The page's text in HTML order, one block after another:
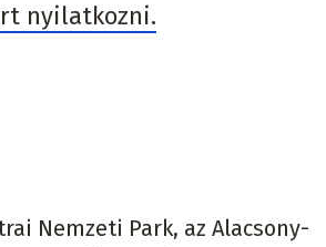
nyilatkozni.
Nemzeti Park, az Alacsony-